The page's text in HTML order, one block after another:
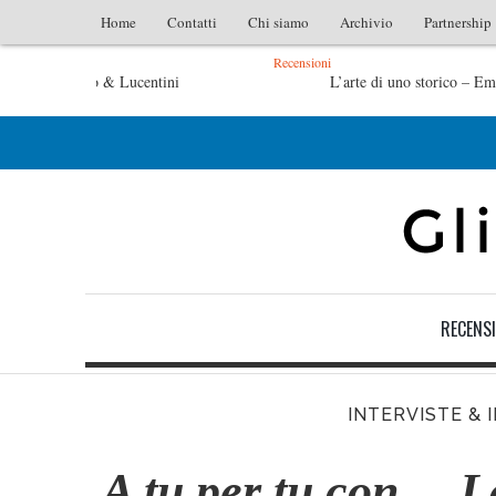
Home Contatti Chi siamo Archivio Partnership
Recensioni
L’arte di uno storico – Emilio Gentile
INTERVISTE &